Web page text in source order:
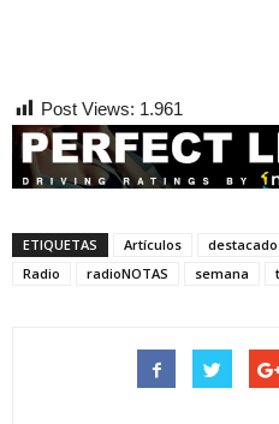
Post Views: 1.961
ETIQUETAS Artículos destacado
Radio
radioNOTAS semana